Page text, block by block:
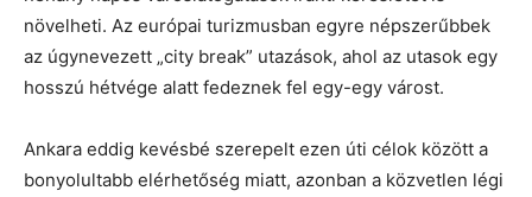
növelheti. Az európai turizmusban egyre népszerűbbek
az úgynevezett „city break” utazások, ahol az utasok egy
hosszú hétvége alatt fedeznek fel egy-egy várost.
Ankara eddig kevésbé szerepelt ezen úti célok között a
bonyolultabb elérhetőség miatt, azonban a közvetlen légi